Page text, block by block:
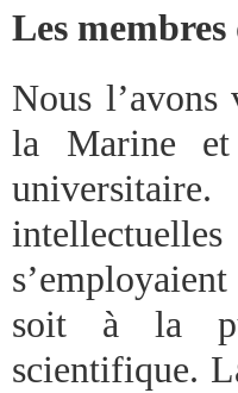
Les membres
Nous l’avons
la Marine
soit à la
scientifique.